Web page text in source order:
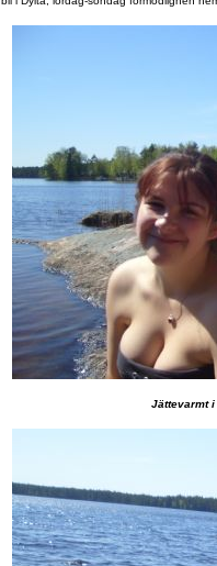
Jättevarmt i